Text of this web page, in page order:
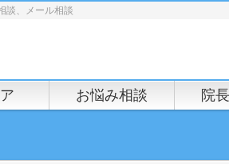
談、メール相談
お悩み相談 院